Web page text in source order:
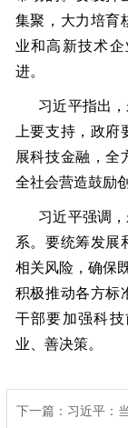
集聚，大力培育
业和高新技术
进。
习近平指出，
上要支持，政
展科技金融，全
全社会营造鼓励
习近平强调，
系。要统筹发展
相关风险，确保
积极推动各方标
干部要加强科
业、善决策。
下一篇 ： 习近平：